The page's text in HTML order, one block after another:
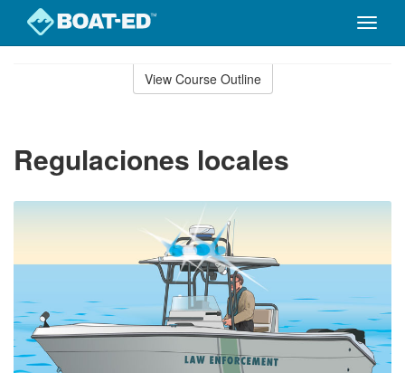
Toggle
View Course Outline
Regulaciones locales